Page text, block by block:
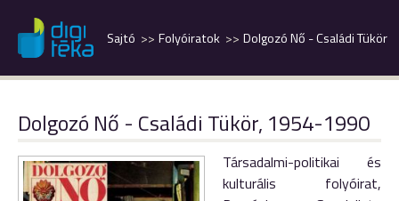
Dolgozó Nő - Családi Tükör
Folyóiratok
Sajtó
Dolgozó Nő - Családi Tükör, 1954-1990
Társadalmi-politikai és
kulturális folyóirat,